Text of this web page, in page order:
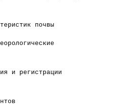
почвы
и регистрации